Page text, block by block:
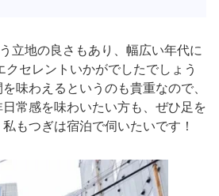
立地の良さもあり、幅広い年代に
クセレントいかがでしたでしょう
味わえるというのも貴重なので、
常感を味わいたい方も、ぜひ足を
もつぎは宿泊で伺いたいです！